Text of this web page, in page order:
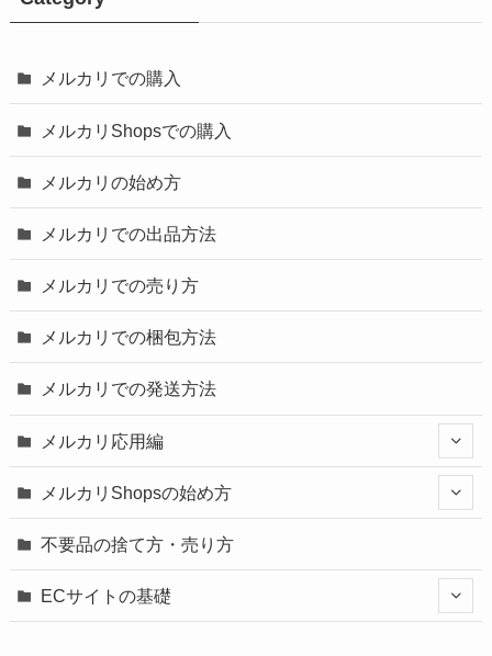
メルカリでの購入
メルカリShopsでの購入
メルカリの始め方
メルカリでの出品方法
メルカリでの売り方
メルカリでの梱包方法
メルカリでの発送方法
メルカリ応用編
メルカリShopsの始め方
不要品の捨て方・売り方
ECサイトの基礎